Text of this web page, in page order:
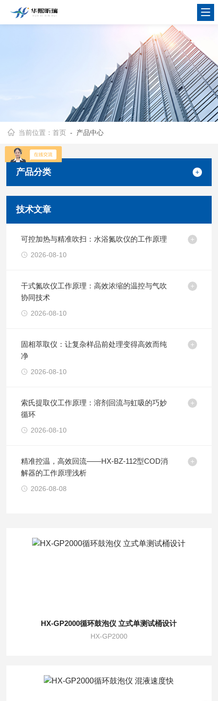
当前位置：首页 - 产品中心
产品分类
技术文章
可控加热与精准吹扫：水浴氮吹仪的工作原理
2026-08-10
干式氮吹仪工作原理：高效浓缩的温控与气吹
协同技术
2026-08-10
固相萃取仪：让复杂样品前处理变得高效而纯
净
2026-08-10
索氏提取仪工作原理：溶剂回流与虹吸的巧妙
循环
2026-08-10
精准控温，高效回流——HX-BZ-112型COD消
解器的工作原理浅析
2026-08-08
HX-GP2000循环鼓泡仪 立式单测试桶设计
HX-GP2000